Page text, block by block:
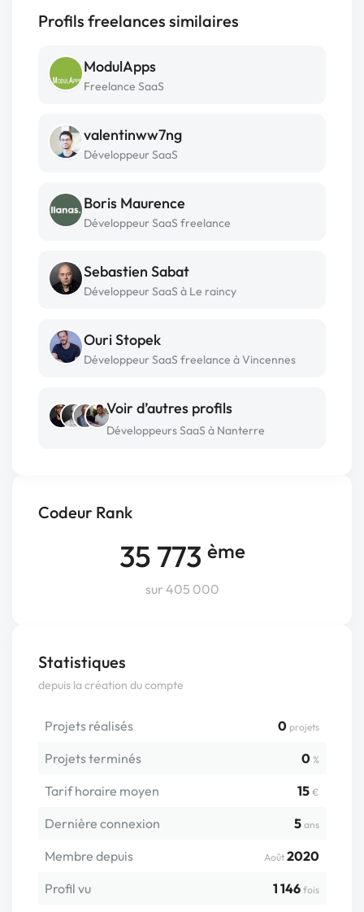
Codeur Rank
35 773 ème
sur 405 000
Statistiques
depuis la création du compte
Projets réalisés 0 projets
Projets terminés 0 %
Tarif horaire moyen 15 €
Dernière connexion 5 ans
Membre depuis Août 2020
Profil vu
1 146 fois
Profils freelances similaires
ModulApps
Freelance SaaS
valentinww7ng
Développeur SaaS
Boris Maurence
Développeur SaaS freelance
Sebastien Sabat
Développeur SaaS à Le raincy
Ouri Stopek
Développeur SaaS freelance à Vincennes
Voir d’autres profils
Développeurs SaaS à Nanterre